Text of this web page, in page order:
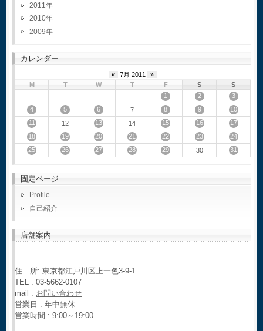
2011
2010
2009
カレンダー
« 7月 2011
»
M
T W T F S
S
1
2
3
4
5 6 7 8 9
10
11
12 13 14 15 16
17
18
19 20 21 22 23
24
25
26 27 28 29 30 31
固定ページ
Profile
自己紹介
店舗案内
住 所: 東京都江戸川区上一色3-9-1
TEL : 03-5662-0107
mail : お問い合わせ
営業日 : 年中無休
営業時間 : 9:00～19:00